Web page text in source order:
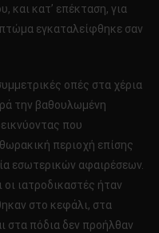
και κατ’ επέκταση, για
εγκαταλείφθηκε σαν
οπές στα χέρια
την βαθουλωμένη
που
περιοχή επίσης
εσωτερικών αφαιρέσεων.
οι ιατροδικαστές ήταν
στο κεφάλι, στα
στα πόδια δεν προήλθαν